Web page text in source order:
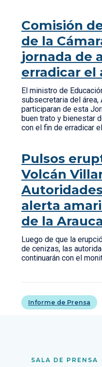
Comisión
de la
jornada de
erradicar el
El ministro de
subsecretaria del área,
participaran de esta
buen trato y bienestar
con el fin de erradicar
Pulsos
Volcán
alerta
de la
Luego de que la
de cenizas, las
continuarán con el
Informe de Prensa
SALA DE PRENSA